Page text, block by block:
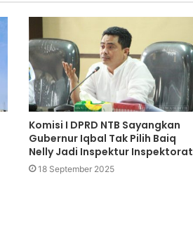
Komisi I DPRD NTB Sayangkan
Gubernur Iqbal Tak Pilih Baiq
Nelly Jadi Inspektur Inspektorat
18 September 2025